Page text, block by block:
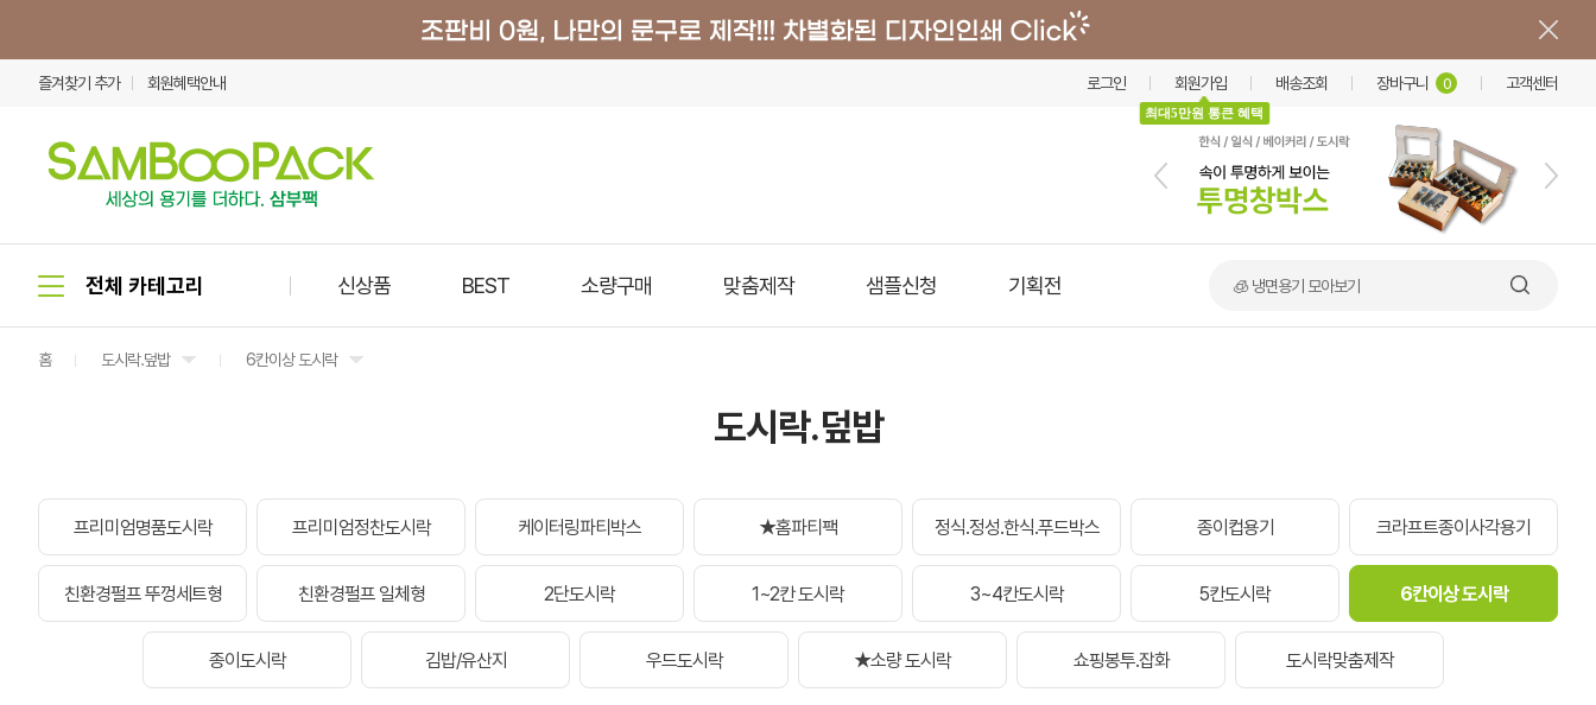
즐겨찾기 추가 회원혜택안내 로그인 회원가입
최대5만원 통큰 혜택
배송조회 장바구니 0 고객센터
신상품 BEST 소량구매 맞춤제작 샘플신청 기획전 🧊 냉면용기 모아보기
홈 도시락.덮밥 6칸이상 도시락
도시락.덮밥
프리미엄명품도시락 프리미엄정찬도시락 케이터링파티박스 ★홈파티팩 정식.정성.한식.푸드박스 종이컵용기 크라프트종이사각용기
친환경펄프 뚜껑세트형 친환경펄프 일체형 2단도시락 1~2칸 도시락 3~4칸도시락 5칸도시락 6칸이상 도시락
종이도시락 김밥/유산지 우드도시락 ★소량 도시락 쇼핑봉투.잡화 도시락맞춤제작